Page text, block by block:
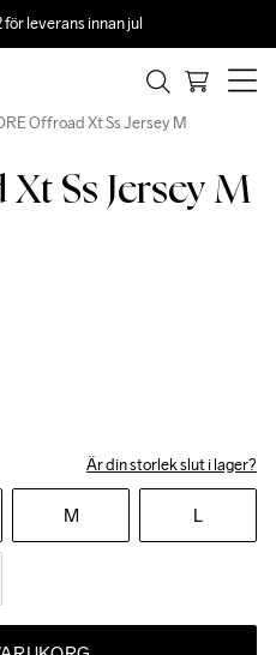
för leverans innan jul
Ss Jersey M
Är din storlek slut i lager?
M L
Offroad Xt Ss Jersey M